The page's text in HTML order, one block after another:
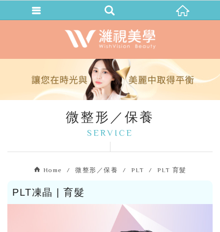
微整形／保養
SERVICE
Home 微整形／保養 PLT PLT 育髮
PLT凍晶 | 育髮